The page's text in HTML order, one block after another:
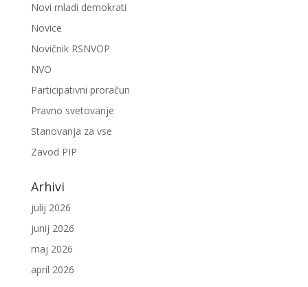
Novi mladi demokrati
Novice
Novičnik RSNVOP
NVO
Participativni proračun
Pravno svetovanje
Stanovanja za vse
Zavod PIP
Arhivi
julij 2026
junij 2026
maj 2026
april 2026